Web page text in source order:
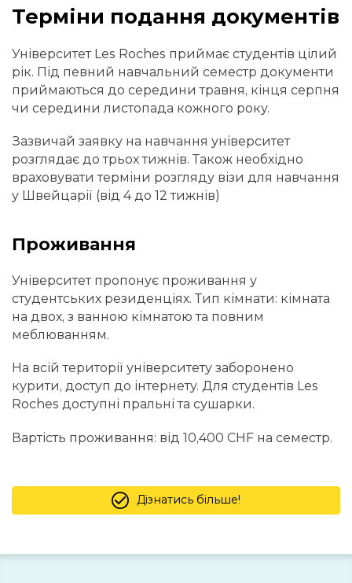
Терміни подання документів
Університет Les Roches приймає студентів цілий
рік. Під певний навчальний семестр документи
приймаються до середини травня, кінця серпня
чи середини листопада кожного року.
Зазвичай заявку на навчання університет
розглядає до трьох тижнів. Також необхідно
враховувати терміни розгляду візи для навчання
у Швейцарії (від 4 до 12 тижнів)
Проживання
Університет пропонує проживання у
студентських резиденціях. Тип кімнати: кімната
на двох, з ванною кімнатою та повним
меблюванням.
На всій території університету заборонено
курити, доступ до інтернету. Для студентів Les
Roches доступні пральні та сушарки.
Вартість проживання: від 10,400 CHF на семестр.
Дізнатись більше!